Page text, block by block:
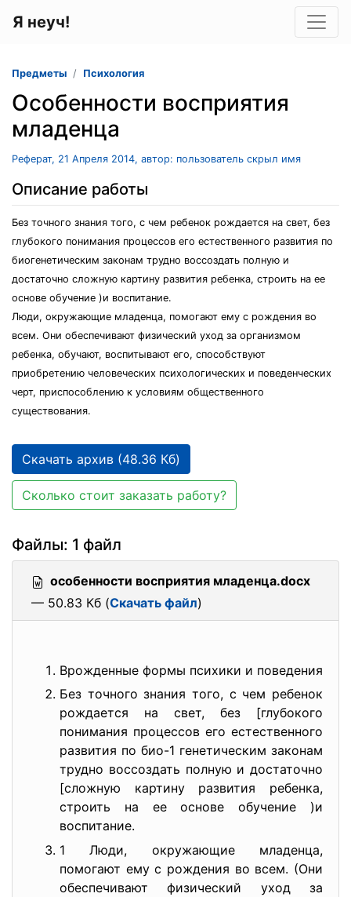
Я неуч!
Предметы Психология
Особенности восприятия
младенца
Реферат, 21 Апреля 2014, автор: пользователь скрыл имя
Описание работы
Без точного знания того, с чем ребенок рождается на свет, без
глубокого понимания процессов его естественного развития по
биогенетическим законам трудно воссоздать полную и
достаточно сложную картину развития ребенка, строить на ее
основе обучение )и воспитание.
Люди, окружающие младенца, помогают ему с рождения во
всем. Они обеспечивают физический уход за организмом
ребенка, обучают, воспитывают его, способствуют
приобретению человеческих психологических и поведенческих
черт, приспособлению к условиям общественного
существования.
Скачать архив (48.36 Кб)
Сколько стоит заказать работу?
Файлы: 1 файл
особенности восприятия младенца.docx
— 50.83 Кб (Скачать файл)
Врожденные формы психики и поведения
Без точного знания того, с чем ребенок
рождается на свет, без [глубокого
понимания процессов его естественного
развития по био-1 генетическим законам
трудно воссоздать полную и достаточно
[сложную картину развития ребенка,
строить на ее основе обучение )и
воспитание.
1 Люди, окружающие младенца,
помогают ему с рождения во всем. (Они
обеспечивают физический уход за